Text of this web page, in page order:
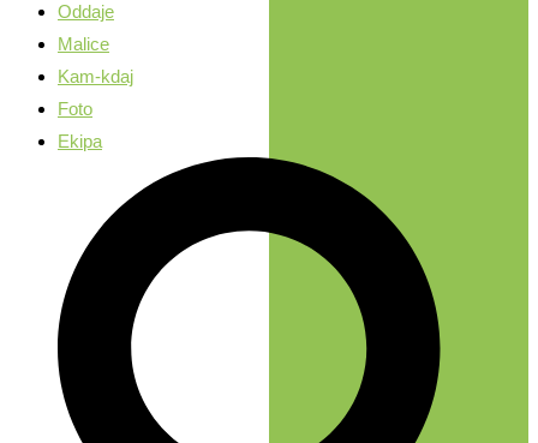
Oddaje
Malice
Kam-kdaj
Foto
Ekipa